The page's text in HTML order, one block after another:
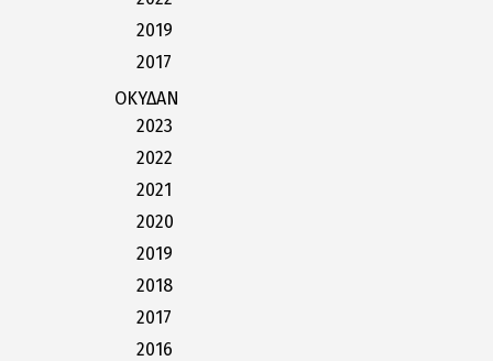
2019
2017
ΟΚΥΔΑΝ
2023
2022
2021
2020
2019
2018
2017
2016